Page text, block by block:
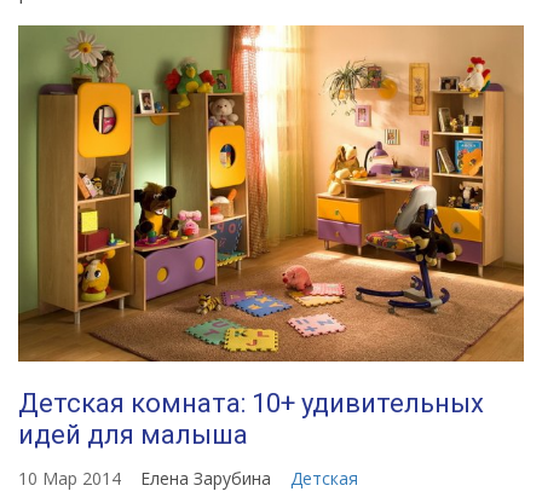
Детская комната: 10+ удивительных
идей для малыша
10 Мар 2014 Елена Зарубина Детская